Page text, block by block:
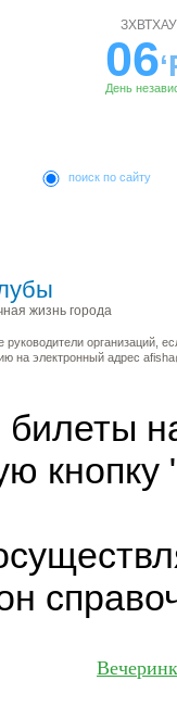
ЗХВТХАУ
06
День
поиск по сайту
жизнь города
организаций,
на электронный адрес
билеты
кнопку